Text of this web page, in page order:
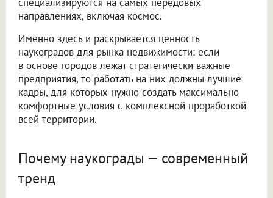
направлениях, включая космос.
Именно здесь и раскрывается ценность
наукоградов для рынка недвижимости: если
в основе городов лежат стратегически важные
предприятия, то работать на них должны лучшие
кадры, для которых нужно создать максимально
комфортные условия с комплексной проработкой
всей территории.
Почему наукограды — современный
тренд